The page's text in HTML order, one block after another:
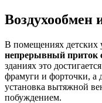
В помещениях детских
непрерывный приток
зданиях это
фрамуги и форточки, а
установка вытяжной
побуждением.